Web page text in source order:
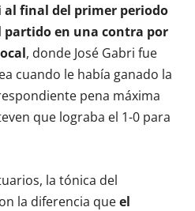
al final del primer periodo
partido en una contra por
, donde José Gabri fue
cuando le había ganado la
pena máxima
que lograba el 1-0 para
la tónica del
la diferencia queel